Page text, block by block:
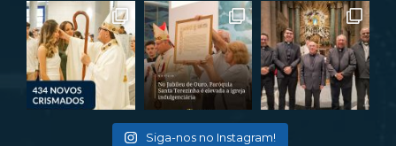
Siga-nos no Instagram!